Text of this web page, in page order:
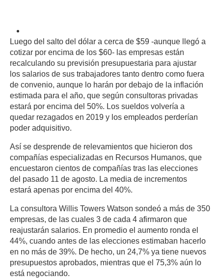
Luego del salto del dólar a cerca de $59 -aunque llegó a
cotizar por encima de los $60- las empresas están
recalculando su previsión presupuestaria para ajustar
los salarios de sus trabajadores tanto dentro como fuera
de convenio, aunque lo harán por debajo de la inflación
estimada para el año, que según consultoras privadas
estará por encima del 50%. Los sueldos volvería a
quedar rezagados en 2019 y los empleados perderían
poder adquisitivo.
Así se desprende de relevamientos que hicieron dos
compañías especializadas en Recursos Humanos, que
encuestaron cientos de compañías tras las elecciones
del pasado 11 de agosto. La media de incrementos
estará apenas por encima del 40%.
La consultora Willis Towers Watson sondeó a más de 350
empresas, de las cuales 3 de cada 4 afirmaron que
reajustarán salarios. En promedio el aumento ronda el
44%, cuando antes de las elecciones estimaban hacerlo
en no más de 39%. De hecho, un 24,7% ya tiene nuevos
presupuestos aprobados, mientras que el 75,3% aún lo
está negociando.